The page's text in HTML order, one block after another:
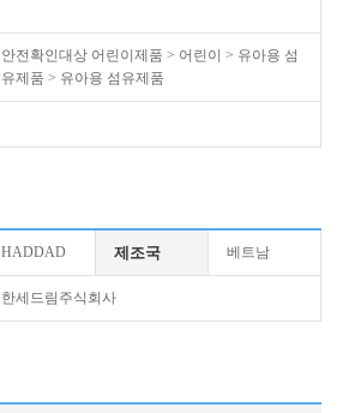
안전확인대상 어린이제품 > 어린이 > 유아용 섬
유제품 > 유아용 섬유제품
HADDAD 제조국 베트남
한세드림주식회사